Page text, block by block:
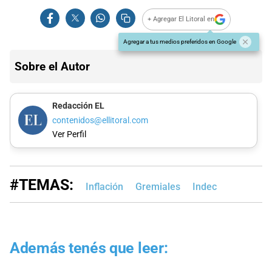
+ Agregar El Litoral en
Agregar a tus medios preferidos en Google
Sobre el Autor
Redacción EL
contenidos@ellitoral.com
Ver Perfil
#TEMAS: Inflación Gremiales Indec
Además tenés que leer: